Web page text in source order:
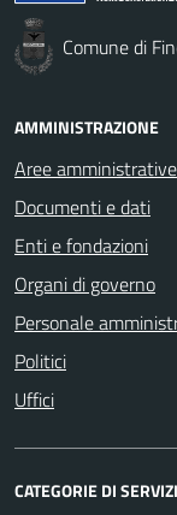
Comune di
AMMINISTRAZIONE
Aree amministrative
Documenti e dati
Enti e fondazioni
Organi di governo
Personale
Politici
Uffici
CATEGORIE DI